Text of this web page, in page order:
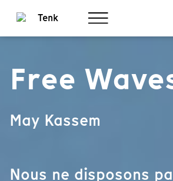
Free
May Kassem
Nous ne disposons